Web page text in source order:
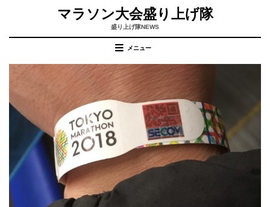
マラソン大会盛り上げ隊
盛り上げ隊NEWS
メニュー